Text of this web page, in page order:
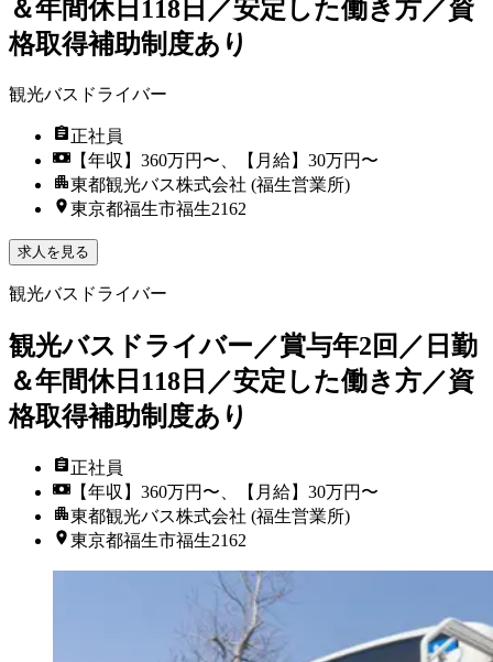
＆年間休日118日／安定した働き方／資
格取得補助制度あり
観光バスドライバー
正社員
【年収】360万円〜、【月給】30万円〜
東都観光バス株式会社 (福生営業所)
東京都福生市福生2162
求人を見る
観光バスドライバー
観光バスドライバー／賞与年2回／日勤
＆年間休日118日／安定した働き方／資
格取得補助制度あり
正社員
【年収】360万円〜、【月給】30万円〜
東都観光バス株式会社 (福生営業所)
東京都福生市福生2162